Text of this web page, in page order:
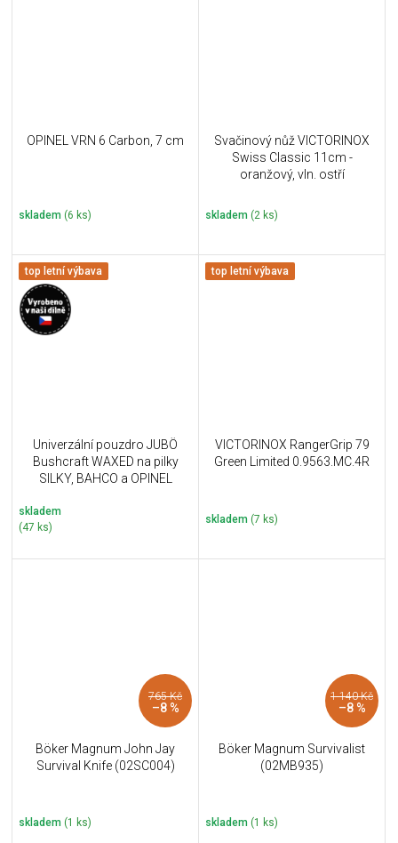
OPINEL VRN 6 Carbon, 7 cm
skladem (6 ks)
Svačinový nůž VICTORINOX
Swiss Classic 11cm -
oranžový, vln. ostří
skladem (2 ks)
top letní výbava
Univerzální pouzdro JUBÖ
Bushcraft WAXED na pilky
SILKY, BAHCO a OPINEL
skladem
(47 ks)
top letní výbava
VICTORINOX RangerGrip 79
Green Limited 0.9563.MC.4R
skladem (7 ks)
765 Kč
–8 %
Böker Magnum John Jay
Survival Knife (02SC004)
skladem (1 ks)
1 140 Kč
–8 %
Böker Magnum Survivalist
(02MB935)
skladem (1 ks)